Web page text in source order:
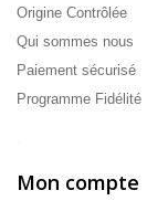
Origine Contrôlée
Qui sommes nous
Paiement sécurisé
Programme Fidélité
Mon compte